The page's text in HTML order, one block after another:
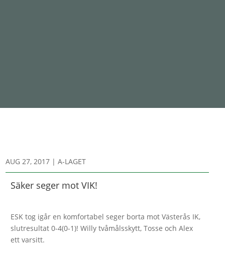
AUG 27, 2017 |A-LAGET
Säker seger mot VIK!
ESK tog igår en komfortabel seger borta mot Västerås IK,
slutresultat 0-4(0-1)! Willy tvåmålsskytt, Tosse och Alex
ett varsitt.